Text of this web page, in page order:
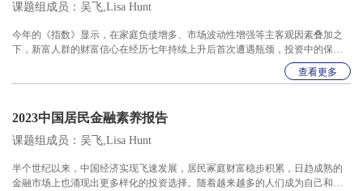
课题组成员：吴飞,Lisa Hunt
今年的《指数》显示，在家庭负债增多、市场波动性增强等主客观因素叠加之
下，新富人群的财富信心在经历七年持续上升后首次遭遇瓶颈，投资中的保守
和短期行为明显，在制定财务规划、聚焦长期目标等方面 也有较大的提升空
间。尽管存在这些迷茫和犹豫，新富人群在投资参与方面的表现却逆势提升，
有不同程度的意识提升，也更加期待投 资顾问为他们提供更专业的指导和帮
助。
查看更多
2023中国居民金融素养报告
课题组成员：吴飞,Lisa Hunt
半个世纪以来，中国经济实现飞速发展，居民冢庭财富稳步积累，日趋成熟的
金融市场上也涌现出更多样化的投资选择。随着越来越多的人们成为自己和家